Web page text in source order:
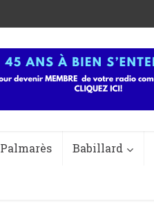
Palmarès Babillard